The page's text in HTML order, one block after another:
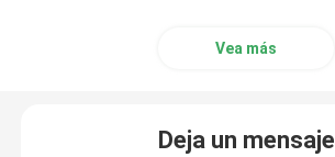
Laser del metal que corta piezas
Vea más
Deja un mensaje